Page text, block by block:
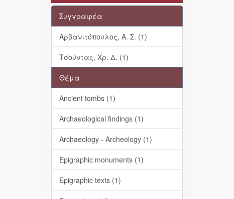
Συγγραφέα
Αρβανιτόπουλος, Α. Σ. (1)
Τσούντας, Χρ. Δ. (1)
Θέμα
Ancient tombs (1)
Archaeological findings (1)
Archaeology - Archeology (1)
Epigraphic monuments (1)
Epigraphic texts (1)